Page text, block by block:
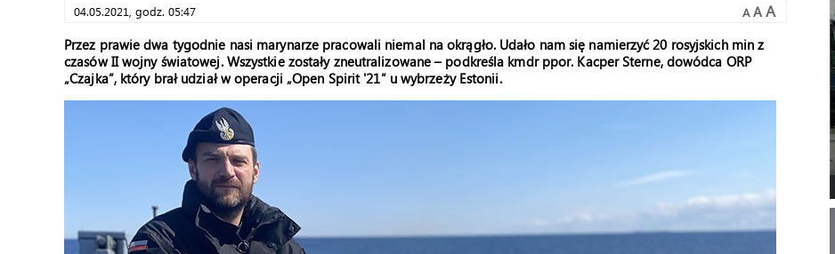
04.05.2021, godz. 05:47 A A A
Przez prawie dwa tygodnie nasi marynarze pracowali niemal na okrągło. Udało nam się namierzyć 20 rosyjskich min z
czasów II wojny światowej. Wszystkie zostały zneutralizowane – podkreśla kmdr ppor. Kacper Sterne, dowódca ORP
„Czajka”, który brał udział w operacji „Open Spirit '21” u wybrzeży Estonii.